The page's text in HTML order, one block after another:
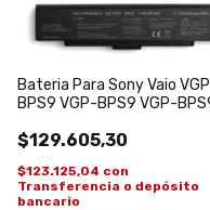
Bateria Para Sony Vaio
BPS9 VGP-BPS9 VGP-
$129.605,30
$123.125,04 con
Transferencia o depósito
bancario